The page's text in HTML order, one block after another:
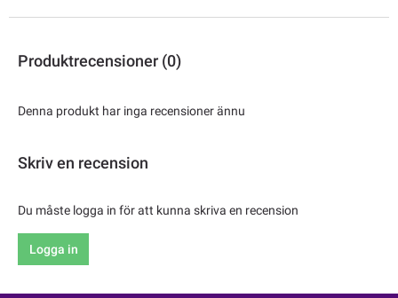
Produktrecensioner (0)
Denna produkt har inga recensioner ännu
Skriv en recension
Du måste logga in för att kunna skriva en recension
Logga in